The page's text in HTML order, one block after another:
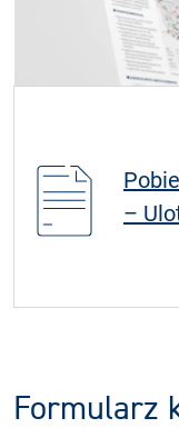
–
Formularz